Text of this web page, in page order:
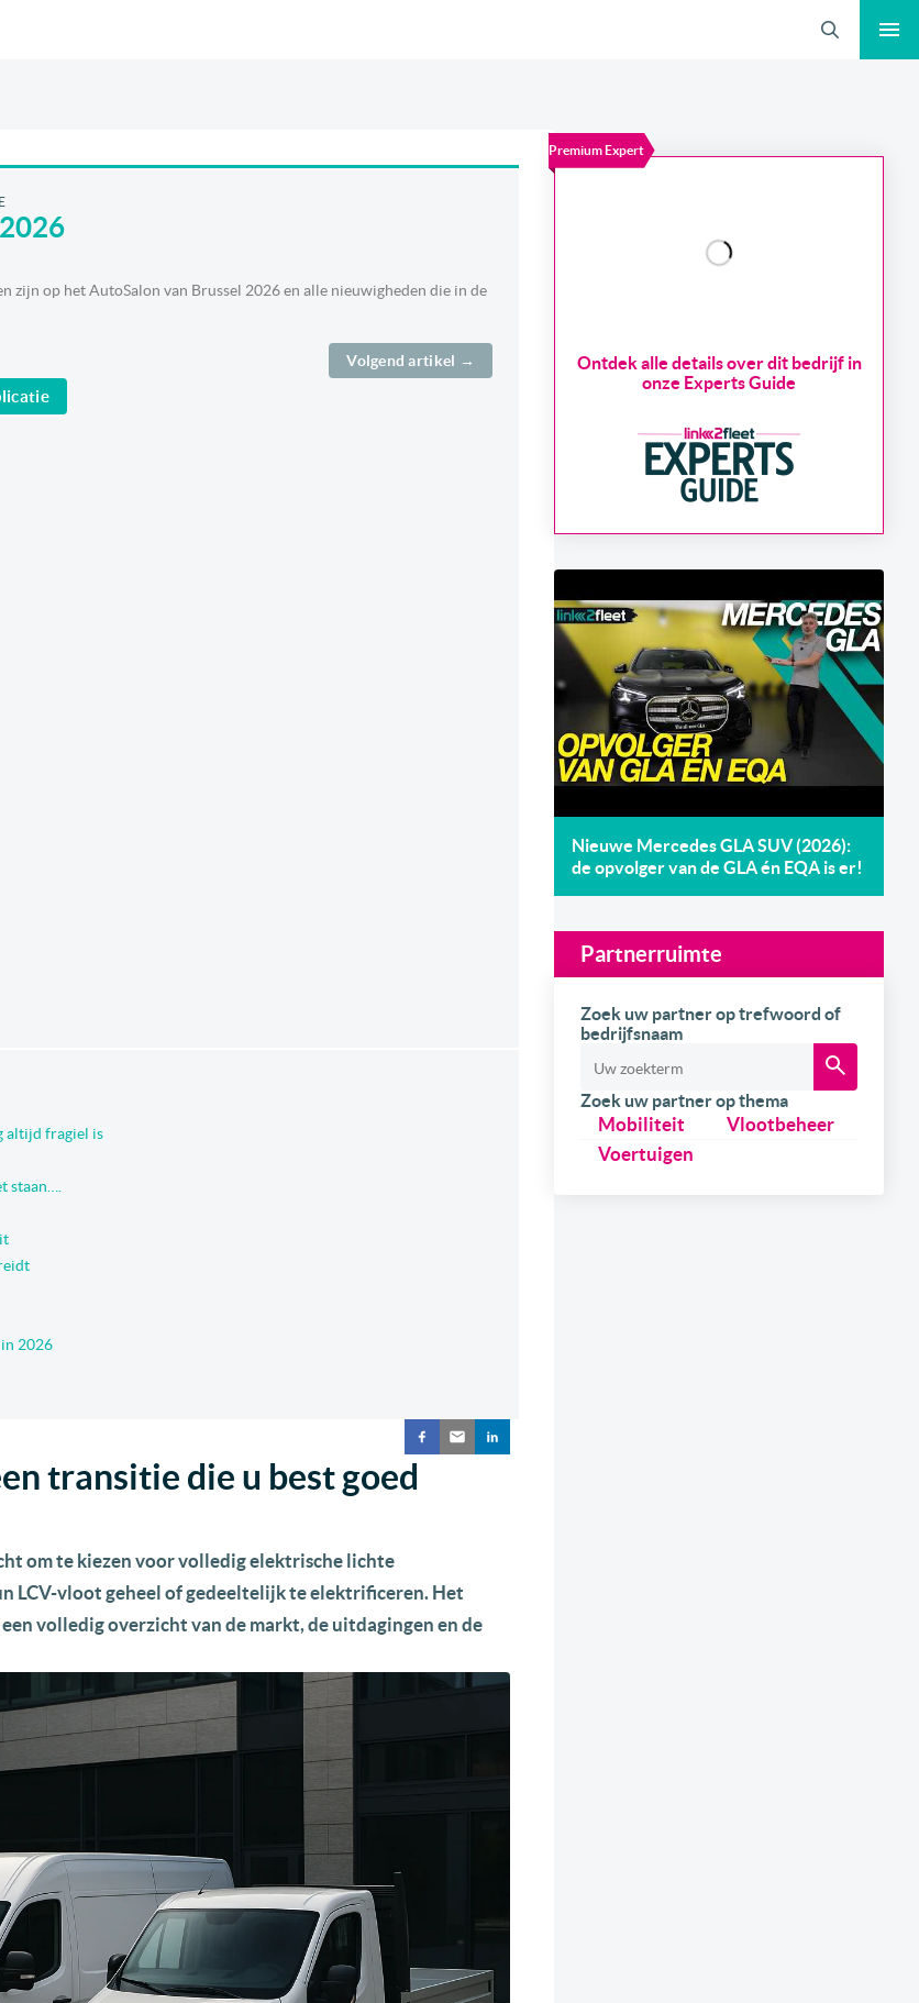
zijn op het AutoSalon van Brussel 2026 en alle nieuwigheden die in de
Volgend artikel →
altijd fragiel is
2026
transitie die u best goed
om te kiezen voor volledig elektrische lichte
LCV-vloot geheel of gedeeltelijk te elektrificeren. Het
volledig overzicht van de markt, de uitdagingen en de
Premium Expert
Ontdek alle details over dit bedrijf in
onze Experts Guide
Nieuwe Mercedes GLA SUV (2026):
de opvolger van de GLA én EQA is er!
Partnerruimte
Zoek uw partner op trefwoord of
bedrijfsnaam
Zoek uw partner op thema
Mobiliteit
Vlootbeheer
Voertuigen